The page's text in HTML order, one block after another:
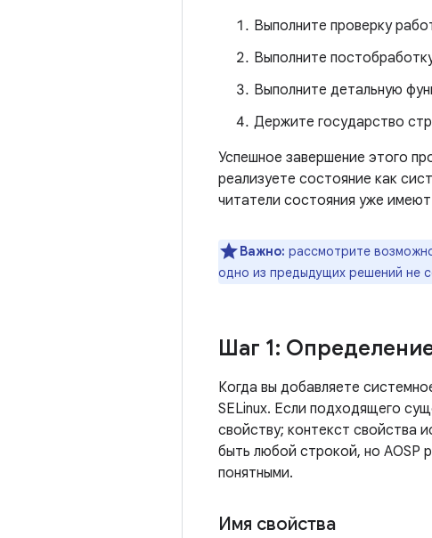
Выполните проверку
Выполните
Выполните детальную
Держите государство
Успешное завершение этого
реализуете состояние как
читатели состояния уже
Важно: рассмотрите
одно из предыдущих решений не
Шаг 1:
Когда вы добавляете
SELinux. Если подходящего
свойству; контекст свойства
быть любой строкой, но AOSP
понятными.
Имя свойства